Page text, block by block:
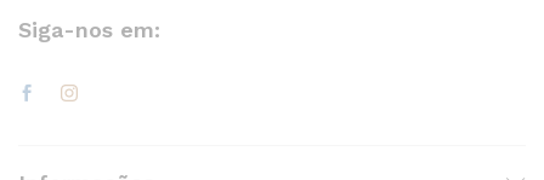
Siga-nos em: